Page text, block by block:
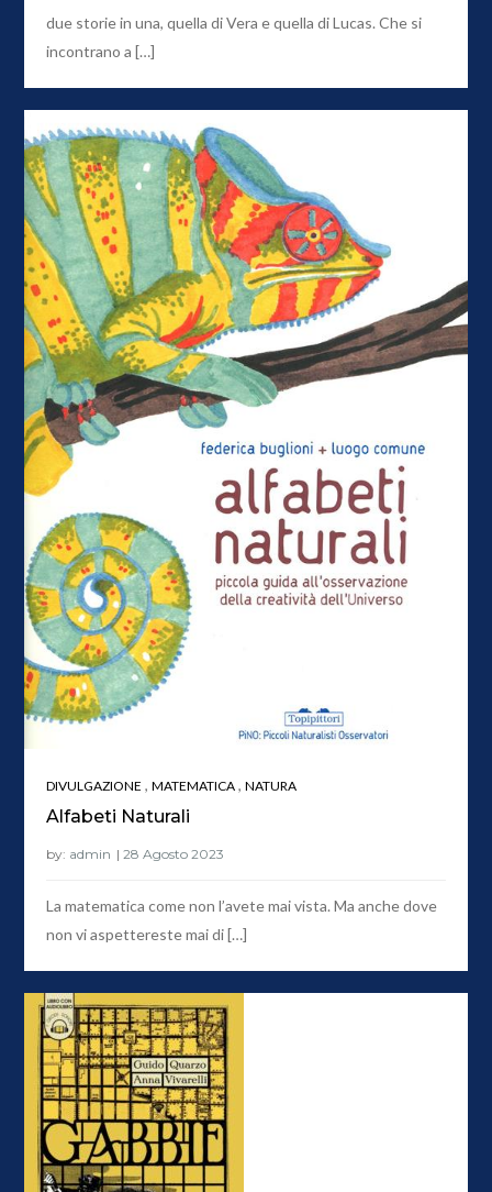
due storie in una, quella di Vera e quella di Lucas. Che si
incontrano a […]
DIVULGAZIONE ,MATEMATICA ,NATURA
Alfabeti Naturali
by: admin
La matematica come non l’avete mai vista. Ma anche dove
non vi aspettereste mai di […]